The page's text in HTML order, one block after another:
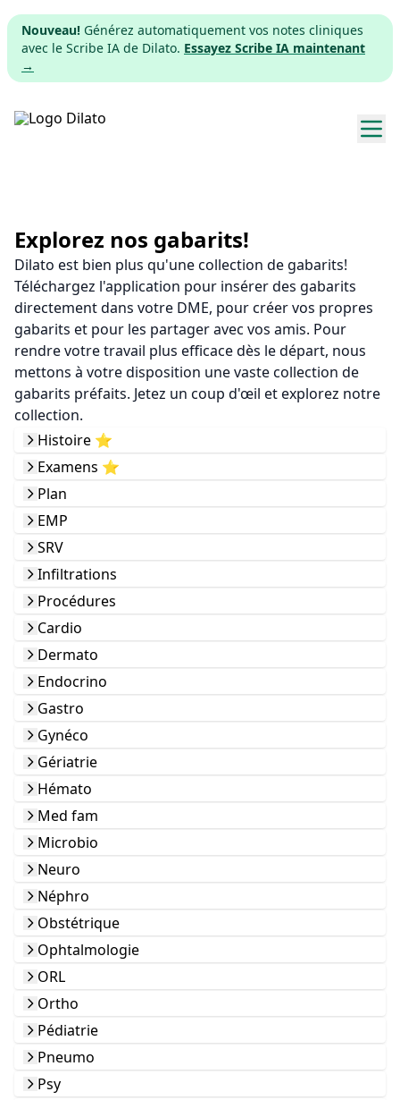
Nouveau! Générez automatiquement vos notes cliniques
avec le Scribe IA de Dilato. Essayez Scribe IA maintenant
→
Tarifs
Télécharger
App web
S'inscrire
Explorez nos gabarits!
Dilato est bien plus qu'une collection de gabarits!
Téléchargez l'application pour insérer des gabarits
directement dans votre DME, pour créer vos propres
gabarits et pour les partager avec vos amis. Pour
rendre votre travail plus efficace dès le départ, nous
mettons à votre disposition une vaste collection de
gabarits préfaits. Jetez un coup d'œil et explorez notre
collection.
Histoire ⭐️
Examens ⭐️
Plan
EMP
SRV
Infiltrations
Procédures
Cardio
Dermato
Endocrino
Gastro
Gynéco
Gériatrie
Hémato
Med fam
Microbio
Neuro
Néphro
Obstétrique
Ophtalmologie
ORL
Ortho
Pédiatrie
Pneumo
Psy